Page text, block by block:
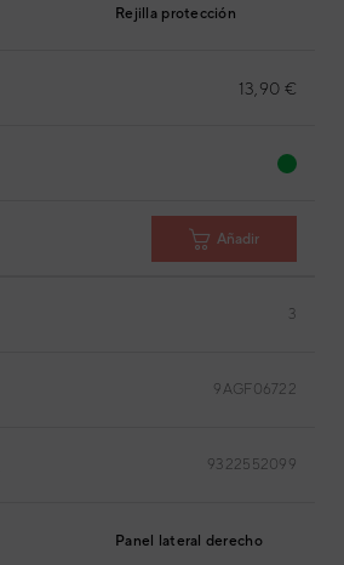
Rejilla protección
13,90 €
Añadir
3
9AGF06722
9322552099
Panel lateral derecho